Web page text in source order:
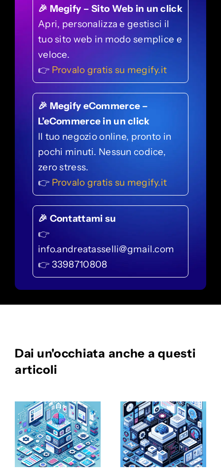
🎉 Megify – Sito Web in un click
Apri, personalizza e gestisci il
tuo sito web in modo semplice e
veloce.
👉 Provalo gratis su megify.it
🎉 Megify eCommerce –
L’eCommerce in un click
Il tuo negozio online, pronto in
pochi minuti. Nessun codice,
zero stress.
👉 Provalo gratis su megify.it
🎉 Contattami su
👉
info.andreatasselli@gmail.com
👉 3398710808
Dai un'occhiata anche a questi
articoli